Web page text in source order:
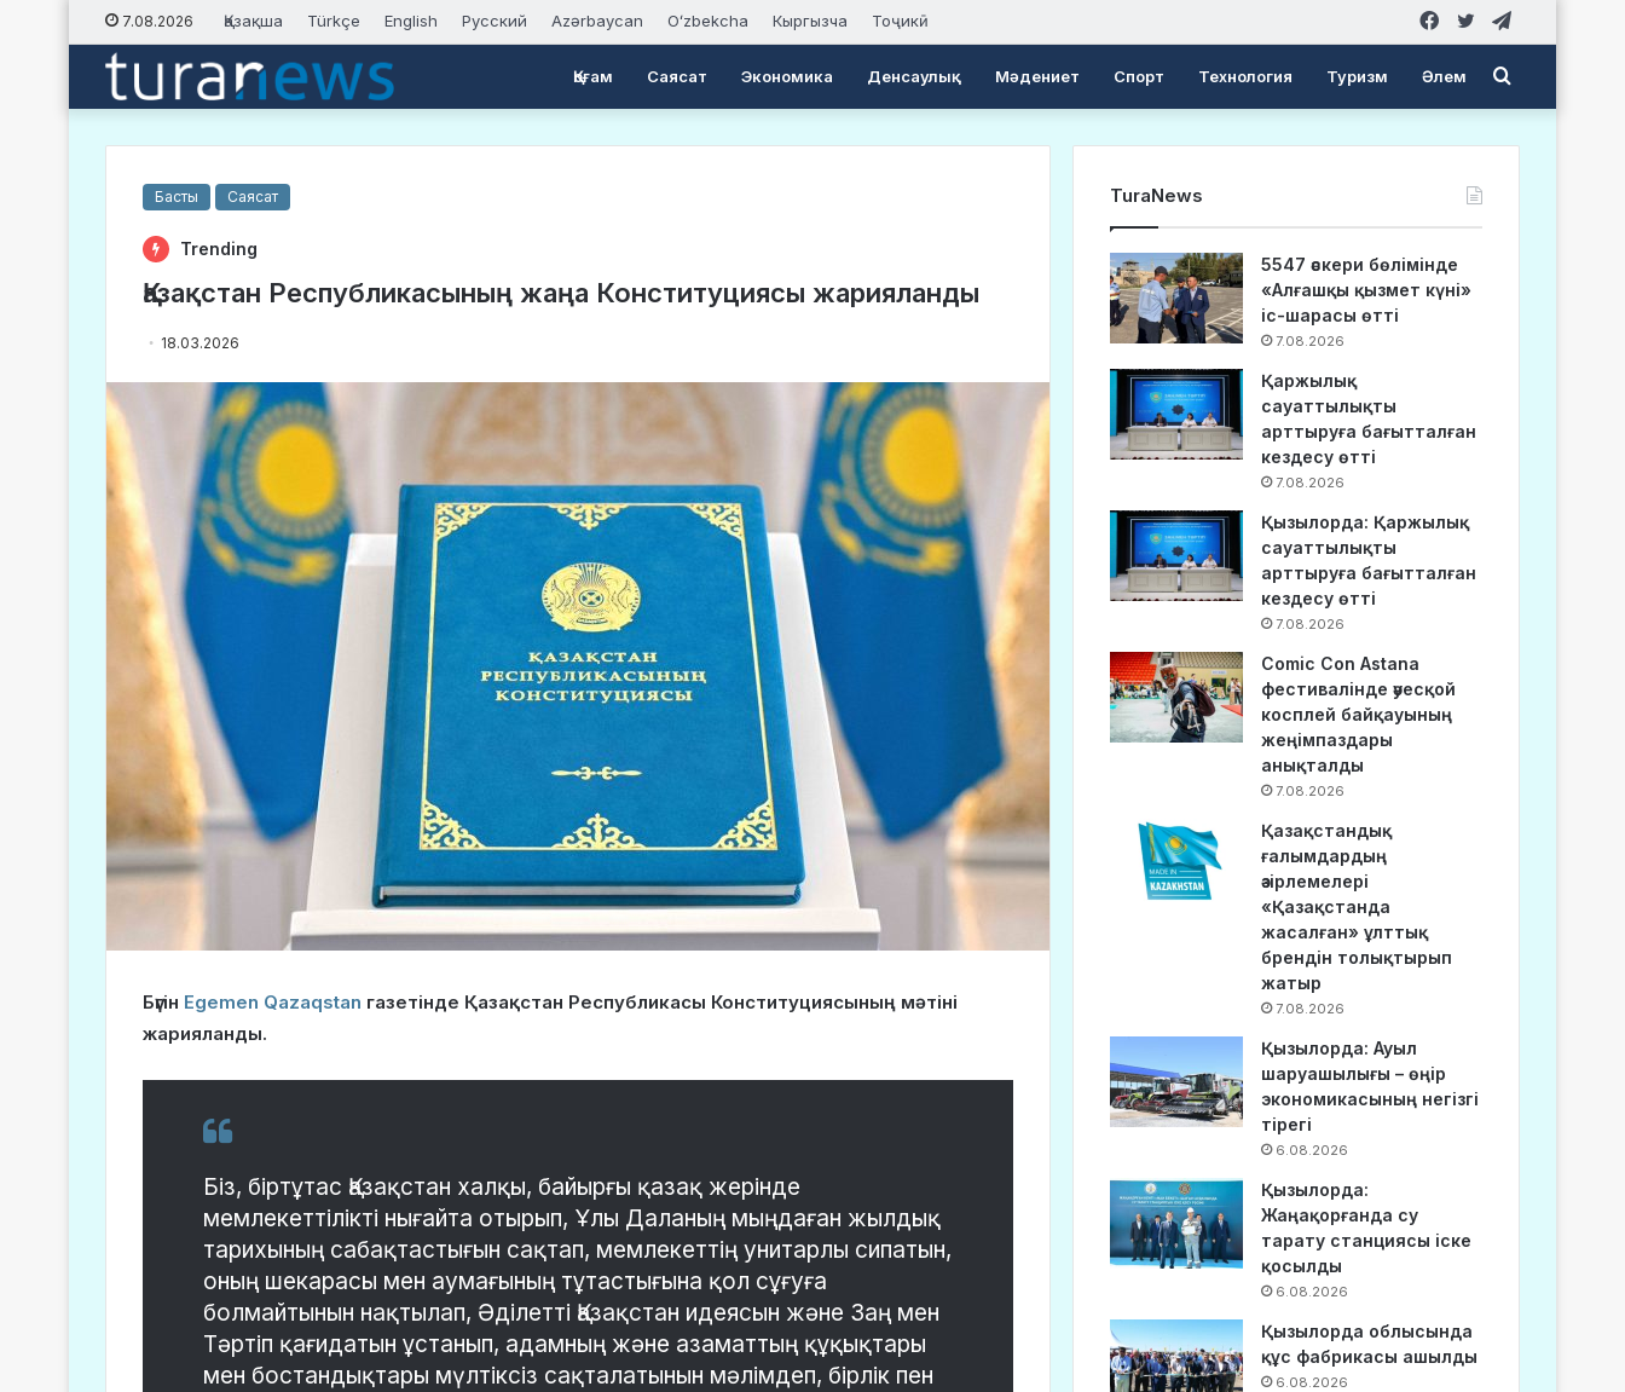
7.08.2026 Қазақша Türkçe English Русский Azərbaycan Oʻzbekcha Кыргызча Тоҷикӣ Twitter
Facebook
Қоғам Саясат Экономика Денсаулық Мәдениет Спорт Технология Туризм Әлем Search
for
Басты Саясат
Trending
Қазақстан Республикасының жаңа Конституциясы жарияланды
18.03.2026
Бүгін Egemen Qazaqstan газетінде Қазақстан Республикасы Конституциясының мәтіні
жарияланды.
Біз, біртұтас Қазақстан халқы, байырғы қазақ жерінде
мемлекеттілікті нығайта отырып, Ұлы Даланың мыңдаған жылдық
тарихының сабақтас­тығын сақтап, мемлекеттің унитарлы сипатын,
оның шекарасы мен аумағының тұтастығына қол сұғуға
болмайтынын нақтылап, Әділетті Қазақстан идеясын және Заң мен
Тәртіп қағидатын ұстанып, адамның және азаматтың құқықтары
мен бостандықтары мүлтіксіз сақталатынын мәлімдеп, бірлік пен
TuraNews
5547 әскери бөлімінде
«Алғашқы қызмет күні»
іс-шарасы өтті
7.08.2026
Қаржылық
сауаттылықты
арттыруға бағытталған
кездесу өтті
7.08.2026
Қызылорда: Қаржылық
сауаттылықты
арттыруға бағытталған
кездесу өтті
7.08.2026
Comic Con Astana
фестивалінде әуесқой
косплей байқауының
жеңімпаздары
анықталды
7.08.2026
Қазақстандық
ғалымдардың
әзірлемелері
«Қазақстанда
жасалған» ұлттық
брендін толықтырып
жатыр
7.08.2026
Қызылорда: Ауыл
шаруашылығы – өңір
экономикасының негізгі
тірегі
6.08.2026
Қызылорда:
Жаңақорғанда су
тарату станциясы іске
қосылды
6.08.2026
Қызылорда облысында
құс фабрикасы ашылды
6.08.2026